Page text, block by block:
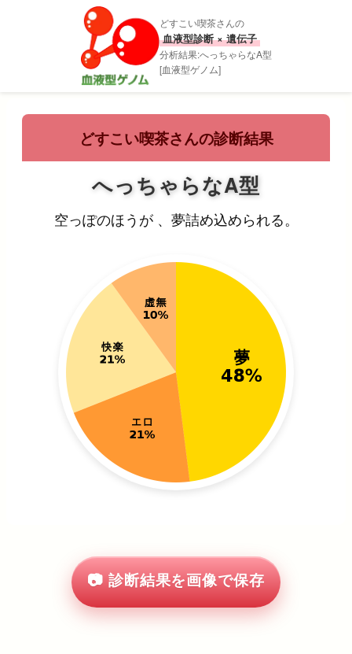
どすこい喫茶さんの
血液型診断 × 遺伝子
分析結果:へっちゃらなA型
[血液型ゲノム]
どすこい喫茶さんの診断結果
へっちゃらなA型
空っぽのほうが 、夢詰め込められる。
📷 診断結果を画像で保存